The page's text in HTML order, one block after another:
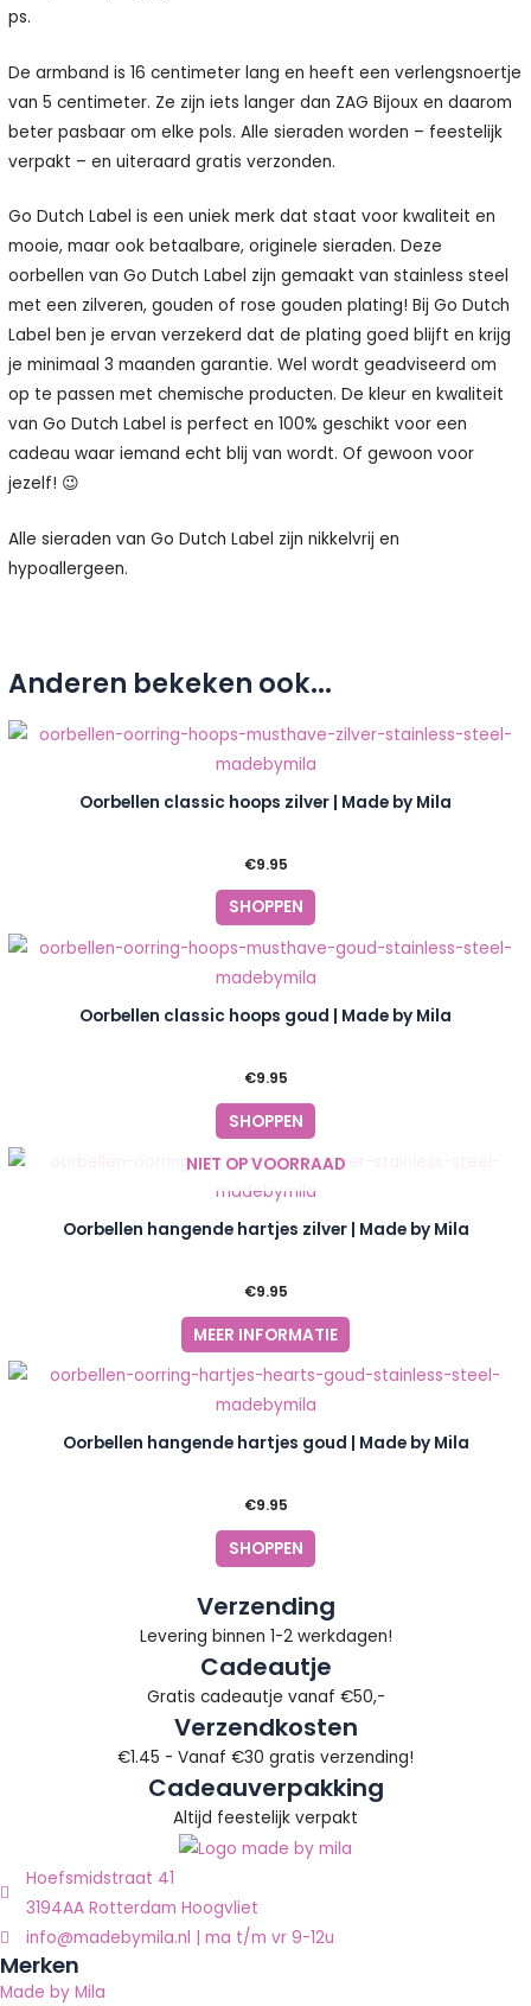
ps.
De armband is 16 centimeter lang en heeft een verlengsnoertje
van 5 centimeter. Ze zijn iets langer dan ZAG Bijoux en daarom
beter pasbaar om elke pols. Alle sieraden worden – feestelijk
verpakt – en uiteraard gratis verzonden.
Go Dutch Label is een uniek merk dat staat voor kwaliteit en
mooie, maar ook betaalbare, originele sieraden. Deze
oorbellen van Go Dutch Label zijn gemaakt van stainless steel
met een zilveren, gouden of rose gouden plating! Bij Go Dutch
Label ben je ervan verzekerd dat de plating goed blijft en krijg
je minimaal 3 maanden garantie. Wel wordt geadviseerd om
op te passen met chemische producten. De kleur en kwaliteit
van Go Dutch Label is perfect en 100% geschikt voor een
cadeau waar iemand echt blij van wordt. Of gewoon voor
jezelf! 😉
Alle sieraden van Go Dutch Label zijn nikkelvrij en
hypoallergeen.
Anderen bekeken ook...
Oorbellen classic hoops zilver | Made by Mila
€9.95
SHOPPEN
Oorbellen classic hoops goud | Made by Mila
€9.95
SHOPPEN
NIET OP VOORRAAD
Oorbellen hangende hartjes zilver | Made by Mila
€9.95
MEER INFORMATIE
Oorbellen hangende hartjes goud | Made by Mila
€9.95
SHOPPEN
Verzending
Levering binnen 1-2 werkdagen!
Cadeautje
Gratis cadeautje vanaf €50,-
Verzendkosten
€1.45 - Vanaf €30 gratis verzending!
Cadeauverpakking
Altijd feestelijk verpakt
Hoefsmidstraat 41
3194AA Rotterdam Hoogvliet
info@madebymila.nl | ma t/m vr 9-12u
Merken
Made by Mila